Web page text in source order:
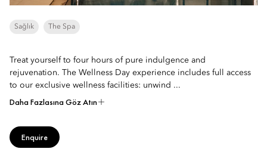
Sağlık The Spa
Treat yourself to four hours of pure indulgence and
rejuvenation. The Wellness Day experience includes full access
to our exclusive wellness facilities: unwind ...
Daha Fazlasına Göz Atın
Enquire